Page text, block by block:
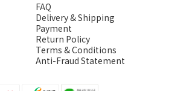
FAQ
Delivery & Shipping
Payment
Return Policy
Terms & Conditions
Anti-Fraud Statement